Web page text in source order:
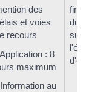
des
et voies
recours
: 8
maximum
au
fin
du 2
sur